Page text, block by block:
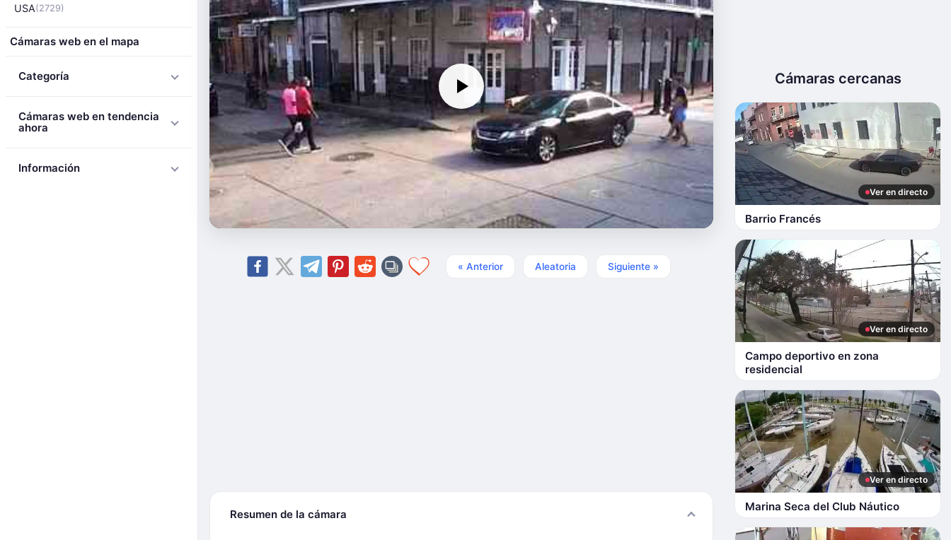
USA(2729)
Cámaras web en el mapa
Categoría
Cámaras web en tendencia
ahora
Información
« Anterior Aleatoria Siguiente »
Resumen de la cámara
Cámaras cercanas
Ver en directo
Barrio Francés
Ver en directo
Campo deportivo en zona
residencial
Ver en directo
Marina Seca del Club Náutico